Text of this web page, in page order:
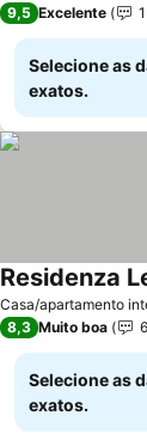
9,5 Excelente
Selecione as
exatos.
Casa/apartamento
Residenza
8,3 Muito boa 6
Selecione as
exatos.